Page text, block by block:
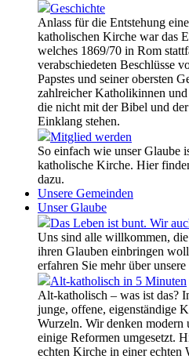
Geschichte
Anlass für die Entstehung
katholischen Kirche war das
welches 1869/70 in Rom
verabschiedeten Beschlüsse
Papstes und seiner obersten
zahlreicher Katholikinnen
die nicht mit der Bibel und
Einklang stehen.
Mitglied werden
So einfach wie unser Glaube
katholische Kirche. Hier
dazu.
Unsere Gemeinden
Unser Glaube
Das Leben ist bunt. Wir
Uns sind alle willkommen,
ihren Glauben einbringen
erfahren Sie mehr über
Alt-katholisch in 5 Minuten
Alt-katholisch – was ist das?
junge, offene, eigenständige
Wurzeln. Wir denken modern
einige Reformen umgesetzt.
echten Kirche in einer echten